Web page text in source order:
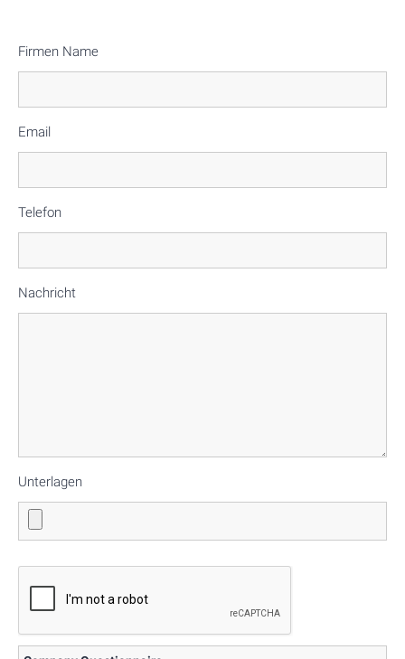
Firmen Name
Email
Telefon
Nachricht
Unterlagen